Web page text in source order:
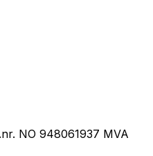
NO 948061937 MVA